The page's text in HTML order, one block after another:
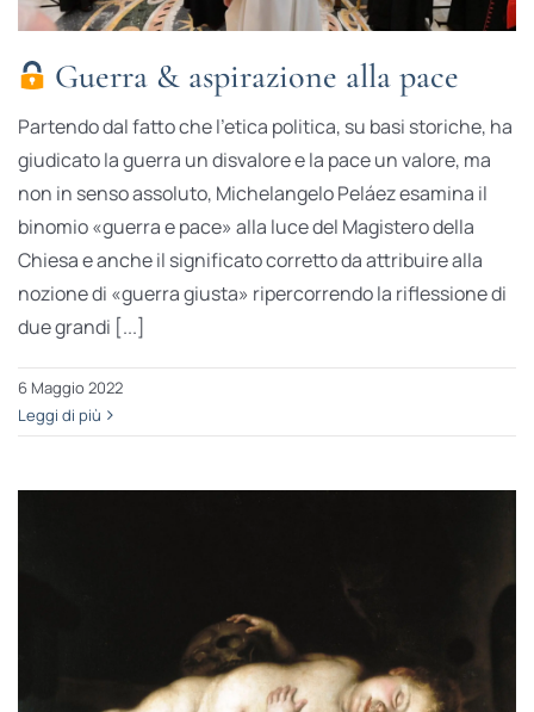
Guerra & aspirazione alla pace
Partendo dal fatto che l'etica politica, su basi storiche, ha
giudicato la guerra un disvalore e la pace un valore, ma
non in senso assoluto, Michelangelo Peláez esamina il
binomio «guerra e pace» alla luce del Magistero della
Chiesa e anche il significato corretto da attribuire alla
nozione di «guerra giusta» ripercorrendo la riflessione di
due grandi [...]
6 Maggio 2022
Leggi di più